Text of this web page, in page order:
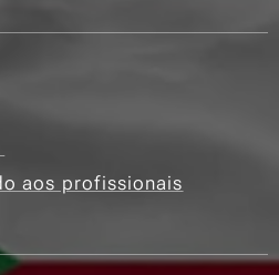
aos profissionais